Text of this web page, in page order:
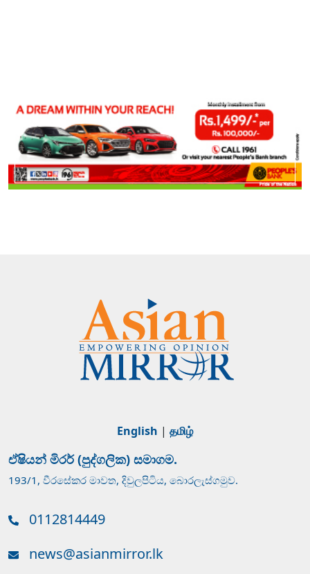
English | தமிழ்
ඒෂියන් මිරර් (පුද්ගලික) සමාගම.
193/1, වීරසේකර මාවත, දිවුලපිටිය, බොරලැස්ගමුව.
0112814449
news@asianmirror.lk